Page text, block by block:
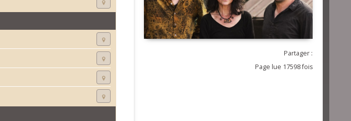
Partager :
Page lue 17598 fois